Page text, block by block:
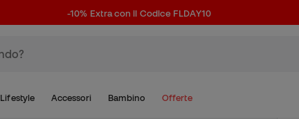
-10% Extra con il Codice FLDAY10
Lifestyle Accessori Bambino Offerte